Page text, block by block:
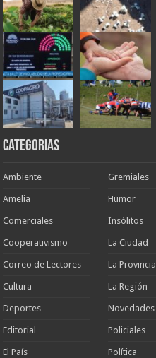
Categorias
Ambiente
Amelia
Comerciales
Cooperativismo
Correo de Lectores
Cultura
Deportes
Editorial
El País
Gremiales
Humor
Insólitos
La Ciudad
La Provincia
La Región
Novedades
Policiales
Política